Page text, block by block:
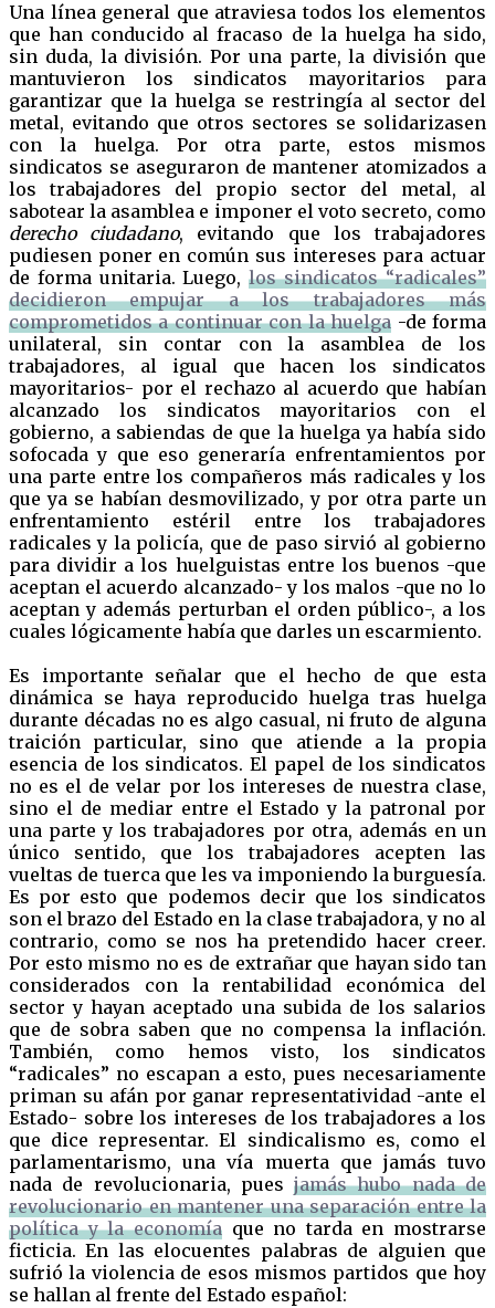
Una línea general que atraviesa todos los elementos
que han conducido al fracaso de la huelga ha sido,
sin duda, la división. Por una parte, la división que
mantuvieron los sindicatos mayoritarios para
garantizar que la huelga se restringía al sector del
metal, evitando que otros sectores se solidarizasen
con la huelga. Por otra parte, estos mismos
sindicatos se aseguraron de mantener atomizados a
los trabajadores del propio sector del metal, al
sabotear la asamblea e imponer el voto secreto, como
derecho ciudadano, evitando que los trabajadores
pudiesen poner en común sus intereses para actuar
de forma unitaria. Luego,los sindicatos “radicales”
decidieron empujar a los trabajadores más
comprometidos a continuar con la huelga -de forma
unilateral, sin contar con la asamblea de los
trabajadores, al igual que hacen los sindicatos
mayoritarios- por el rechazo al acuerdo que habían
alcanzado los sindicatos mayoritarios con el
gobierno, a sabiendas de que la huelga ya había sido
sofocada y que eso generaría enfrentamientos por
una parte entre los compañeros más radicales y los
que ya se habían desmovilizado, y por otra parte un
enfrentamiento estéril entre los trabajadores
radicales y la policía, que de paso sirvió al gobierno
para dividir a los huelguistas entre los buenos -que
aceptan el acuerdo alcanzado- y los malos -que no lo
aceptan y además perturban el orden público-, a los
cuales lógicamente había que darles un escarmiento.
Es importante señalar que el hecho de que esta
dinámica se haya reproducido huelga tras huelga
durante décadas no es algo casual, ni fruto de alguna
traición particular, sino que atiende a la propia
esencia de los sindicatos. El papel de los sindicatos
no es el de velar por los intereses de nuestra clase,
sino el de mediar entre el Estado y la patronal por
una parte y los trabajadores por otra, además en un
único sentido, que los trabajadores acepten las
vueltas de tuerca que les va imponiendo la burguesía.
Es por esto que podemos decir que los sindicatos
son el brazo del Estado en la clase trabajadora, y no al
contrario, como se nos ha pretendido hacer creer.
Por esto mismo no es de extrañar que hayan sido tan
considerados con la rentabilidad económica del
sector y hayan aceptado una subida de los salarios
que de sobra saben que no compensa la inflación.
También, como hemos visto, los sindicatos
“radicales” no escapan a esto, pues necesariamente
priman su afán por ganar representatividad -ante el
Estado- sobre los intereses de los trabajadores a los
que dice representar. El sindicalismo es, como el
parlamentarismo, una vía muerta que jamás tuvo
nada de revolucionaria, puesjamás hubo nada de
revolucionario en mantener una separación entre la
política y la economíaque no tarda en mostrarse
ficticia. En las elocuentes palabras de alguien que
sufrió la violencia de esos mismos partidos que hoy
se hallan al frente del Estado español: